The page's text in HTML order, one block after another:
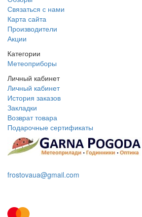
Связаться с нами
Карта сайта
Производители
Акции
Категории
Метеоприборы
Личный кабинет
Личный кабинет
История заказов
Закладки
Возврат товара
Подарочные сертификаты
frostovaua@gmail.com